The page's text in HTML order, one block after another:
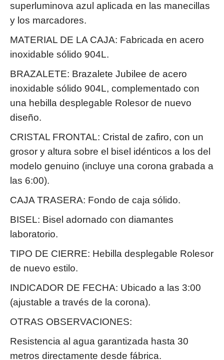
superluminova azul aplicada en las manecillas
y los marcadores.
MATERIAL DE LA CAJA: Fabricada en acero
inoxidable sólido 904L.
BRAZALETE: Brazalete Jubilee de acero
inoxidable sólido 904L, complementado con
una hebilla desplegable Rolesor de nuevo
diseño.
CRISTAL FRONTAL: Cristal de zafiro, con un
grosor y altura sobre el bisel idénticos a los del
modelo genuino (incluye una corona grabada a
las 6:00).
CAJA TRASERA: Fondo de caja sólido.
BISEL: Bisel adornado con diamantes
laboratorio.
TIPO DE CIERRE: Hebilla desplegable Rolesor
de nuevo estilo.
INDICADOR DE FECHA: Ubicado a las 3:00
(ajustable a través de la corona).
OTRAS OBSERVACIONES:
Resistencia al agua garantizada hasta 30
metros directamente desde fábrica.